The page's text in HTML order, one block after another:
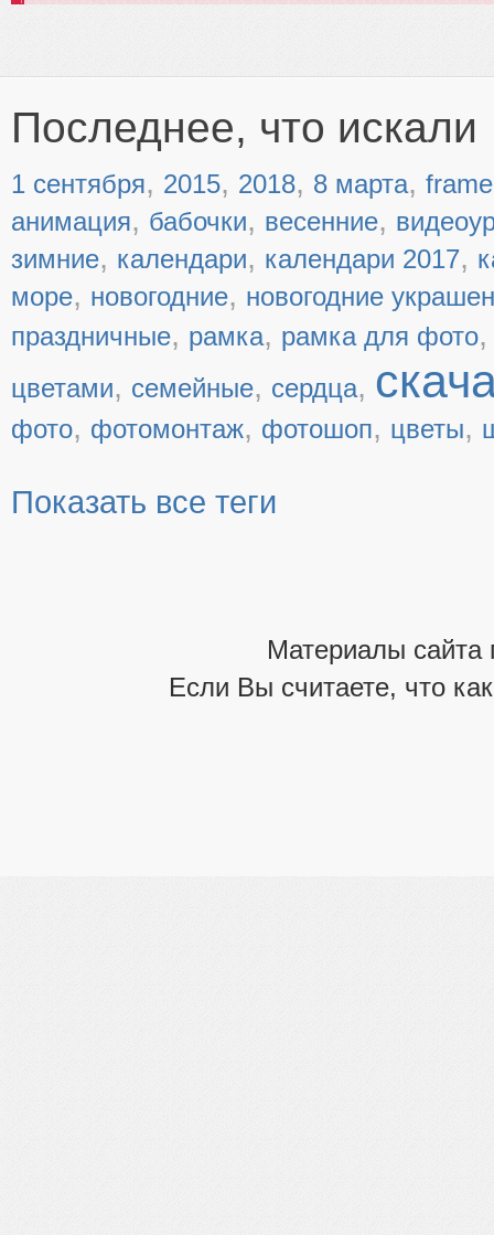
Последнее, что искали
1 сентября, 2015, 2018, 8 марта, frame
анимация, бабочки, весенние,
зимние, календари, календари 2017,
море, новогодние, новогодние
праздничные, рамка, рамка для фото
цветами, семейные, сердца,
фото, фотомонтаж, фотошоп, цветы,
Показать все теги
Материалы сайта
Если Вы считаете, что